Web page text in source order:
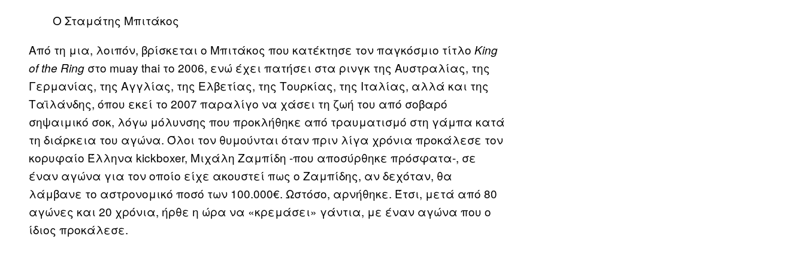
Ο Σταμάτης Μπιτάκος
Από τη μια, λοιπόν, βρίσκεται ο Μπιτάκος που κατέκτησε τον παγκόσμιο τίτλο King
of the Ring στο muay thai το 2006, ενώ έχει πατήσει στα ρινγκ της Αυστραλίας, της
Γερμανίας, της Αγγλίας, της Ελβετίας, της Τουρκίας, της Ιταλίας, αλλά και της
Ταϊλάνδης, όπου εκεί το 2007 παραλίγο να χάσει τη ζωή του από σοβαρό
σηψαιμικό σοκ, λόγω μόλυνσης που προκλήθηκε από τραυματισμό στη γάμπα κατά
τη διάρκεια του αγώνα. Όλοι τον θυμούνται όταν πριν λίγα χρόνια προκάλεσε τον
κορυφαίο Έλληνα kickboxer, Μιχάλη Ζαμπίδη -που αποσύρθηκε πρόσφατα-, σε
έναν αγώνα για τον οποίο είχε ακουστεί πως ο Ζαμπίδης, αν δεχόταν, θα
λάμβανε το αστρονομικό ποσό των 100.000€. Ωστόσο, αρνήθηκε. Έτσι, μετά από 80
αγώνες και 20 χρόνια, ήρθε η ώρα να «κρεμάσει» γάντια, με έναν αγώνα που ο
ίδιος προκάλεσε.